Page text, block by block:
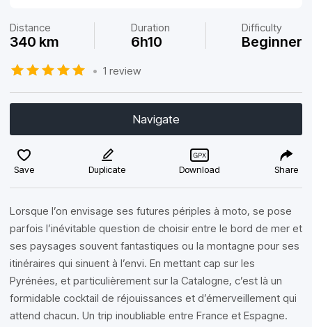
Distance
340 km
Duration
6h10
Difficulty
Beginner
• 1 review
Navigate
Save Duplicate Download Share
Lorsque l’on envisage ses futures périples à moto, se pose
parfois l’inévitable question de choisir entre le bord de mer et
ses paysages souvent fantastiques ou la montagne pour ses
itinéraires qui sinuent à l’envi. En mettant cap sur les
Pyrénées, et particulièrement sur la Catalogne, c’est là un
formidable cocktail de réjouissances et d’émerveillement qui
attend chacun. Un trip inoubliable entre France et Espagne.